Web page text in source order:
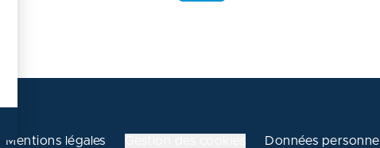
Mentions légales Données